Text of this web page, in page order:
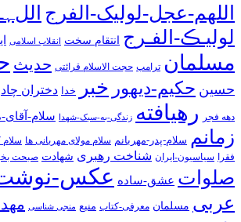
اللهم-عجل-لولیک-الفرج
لولیـڪ-الفـرج انتقام سخت انقلاب اسلامی
مسلمان ترامپ حجت الاسلام قرائتی حدیث
حسین حکیم-دیهور خبر خدا دختران
دهه فجر رهیافته زندگی-به-سبک-شهدا سلام-
زمانم سلام-پدر-مهربانم سلام مولای مهربانی ها سلام
فقرا سیاسیون-ایران شناخت رهبری شهادت صبحت
صلوات عشق-ساده عکس-
عربی مسلمان معرفی-کتاب منبع منجی شناسی